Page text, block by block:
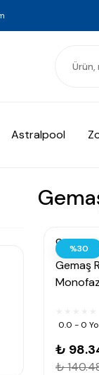
Astralpool
%30
Gemaş
Gemaş
0.0 - 0
₺
₺